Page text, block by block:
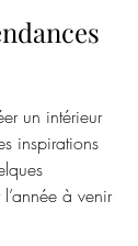
un intérieur
inspirations
à venir